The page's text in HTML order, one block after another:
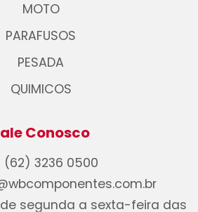
MOTO
PARAFUSOS
PESADA
QUIMICOS
Conosco
(62) 3236 0500
segunda a sexta-feira das